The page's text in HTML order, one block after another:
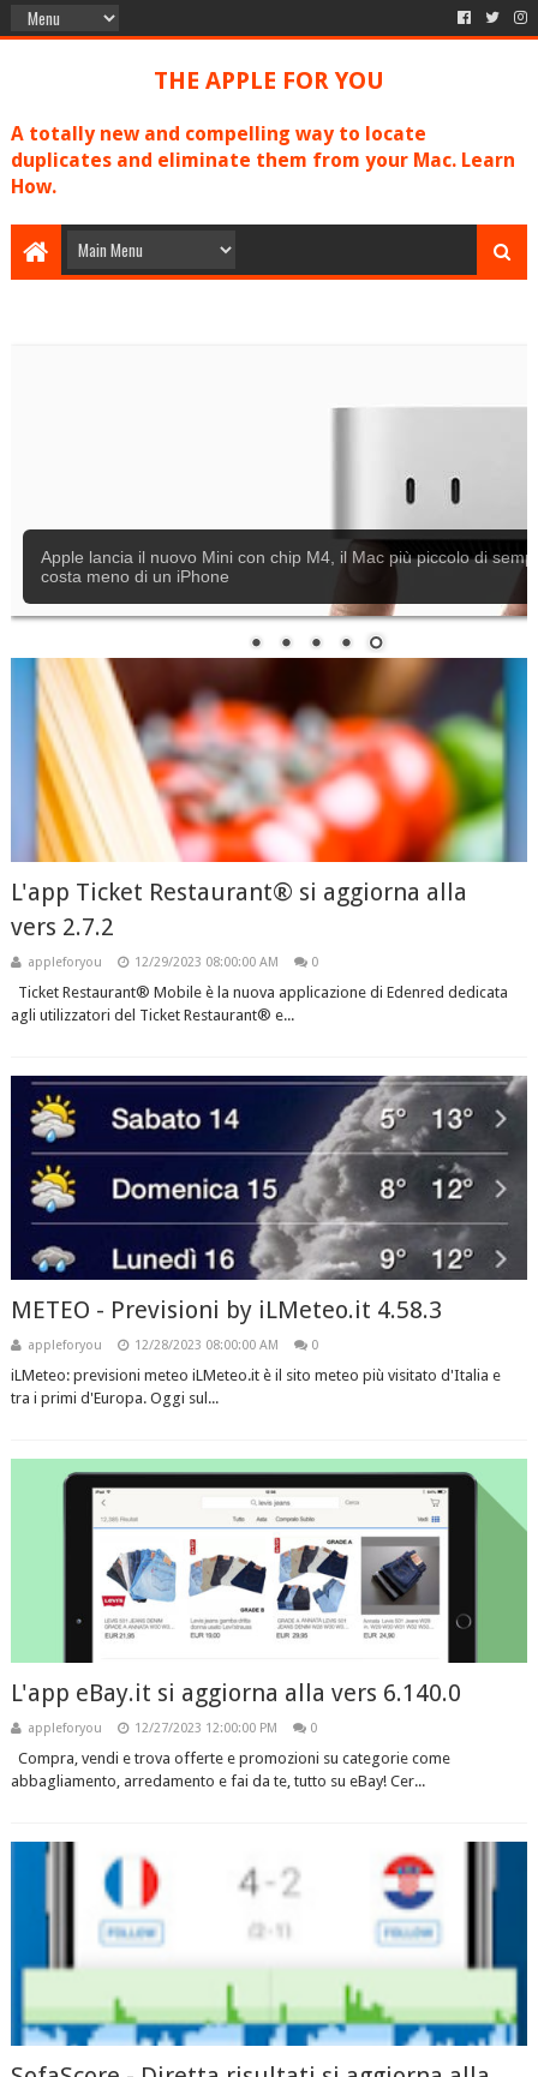
THE APPLE FOR YOU
A totally new and compelling way to locate
duplicates and eliminate them from your Mac. Learn
How.
Apple lancia il nuovo Mini con chip M4, il Mac più piccolo di
costa meno di un iPhone
L'app Ticket Restaurant® si aggiorna alla
vers 2.7.2
appleforyou 12/29/2023 08:00:00 AM 0
Ticket Restaurant® Mobile è la nuova applicazione di Edenred dedicata
agli utilizzatori del Ticket Restaurant® e...
METEO - Previsioni by iLMeteo.it 4.58.3
appleforyou 12/28/2023 08:00:00 AM 0
iLMeteo: previsioni meteo iLMeteo.it è il sito meteo più visitato d'Italia e
tra i primi d'Europa. Oggi sul...
L'app eBay.it si aggiorna alla vers 6.140.0
appleforyou 12/27/2023 12:00:00 PM 0
Compra, vendi e trova offerte e promozioni su categorie come
abbagliamento, arredamento e fai da te, tutto su eBay! Cer...